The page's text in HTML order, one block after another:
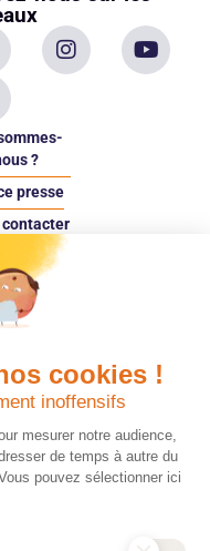
cookies !
inoffensifs
mesurer notre audience,
de temps à autre du
pouvez sélectionner ici
?
presse
contacter
Espace
en confiance
sont
à 75 % de
Depuis
15 ans, CARE
est une